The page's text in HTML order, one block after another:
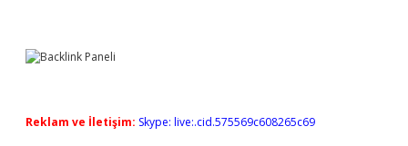
Reklam ve İletişim: Skype: live:.cid.575569c608265c69